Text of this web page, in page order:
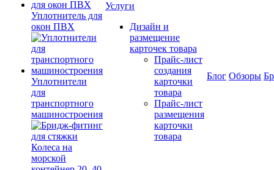
Уплотнитель для
окон ПВХ
Уплотнители
для
транспортного
машиностроения
Услуги
Дизайн и
размещение
карточек товара
Прайс-лист
создания
карточки
товара
Прайс-лист
размещения
карточки
товара
Блог Обзоры